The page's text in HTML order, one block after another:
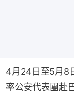
4月24日至5月8
率公安代表團赴